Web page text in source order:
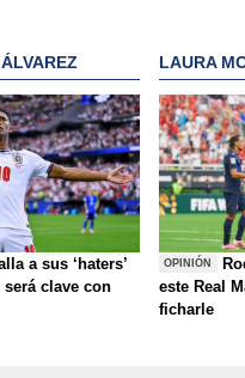
a sus ‘haters’
clave con
LAURA
OPINIÓN
este Real
ficharle